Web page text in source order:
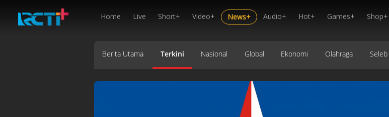
Home Live Short+ Video+ News+ Audio+ Hot+ Games+ Shop+
Berita Utama Terkini Nasional Global Ekonomi Olahraga Seleb